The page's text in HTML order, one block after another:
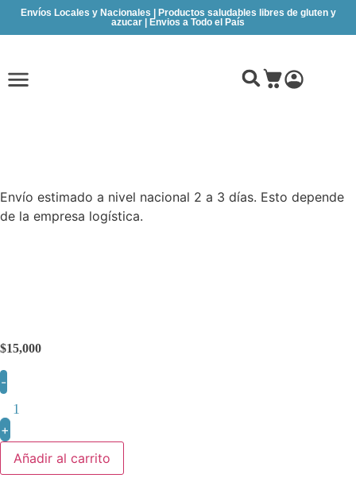
Envíos Locales y Nacionales | Productos saludables libres de gluten y
azucar | Envios a Todo el País
Envío estimado a nivel nacional 2 a 3 días. Esto depende
de la empresa logística.
$15,000
-
+
Añadir al carrito